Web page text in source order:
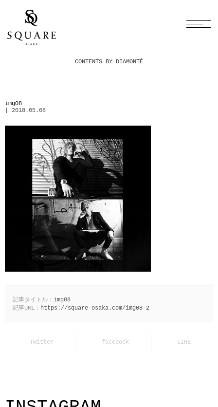
CONTENTS BY DIAMONTÉ
img08
| 2018.05.08
記事タイトル： img08
記事URL： https://square-osaka.com/img08-2